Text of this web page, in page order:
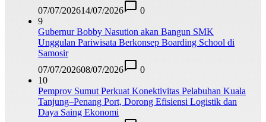
07/07/202614/07/2026
0
9
Gubernur Bobby Nasution akan Bangun SMK
Unggulan Pariwisata Berkonsep Boarding School di
Samosir
07/07/202608/07/2026
0
10
Pemprov Sumut Perkuat Konektivitas Pelabuhan Kuala
Tanjung–Penang Port, Dorong Efisiensi Logistik dan
Daya Saing Ekonomi